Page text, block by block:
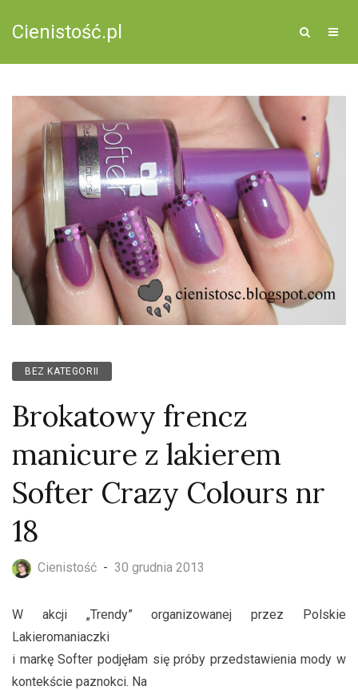
Cienistość.pl
BEZ KATEGORII
Brokatowy frencz
manicure z lakierem
Softer Crazy Colours nr
18
Cienistość - 30 grudnia 2013
W akcji „Trendy” organizowanej przez Polskie
Lakieromaniaczki
i markę Softer podjęłam się próby przedstawienia mody w
kontekście paznokci. Na